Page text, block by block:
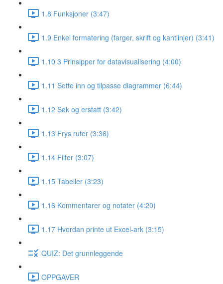
1.8 Funksjoner (3:47)
1.9 Enkel formatering (farger, skrift og kantlinjer) (3:41)
1.10 3 Prinsipper for datavisualisering (4:00)
1.11 Sette inn og tilpasse diagrammer (6:44)
1.12 Søk og erstatt (3:42)
1.13 Frys ruter (3:36)
1.14 Filter (3:07)
1.15 Tabeller (3:23)
1.16 Kommentarer og notater (4:20)
1.17 Hvordan printe ut Excel-ark (3:15)
QUIZ: Det grunnleggende
OPPGAVER